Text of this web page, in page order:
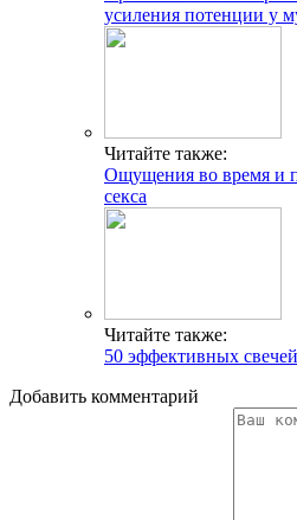
усиления потенции у
Читайте также:
Ощущения во время и
секса
Читайте также:
50 эффективных
Добавить комментарий